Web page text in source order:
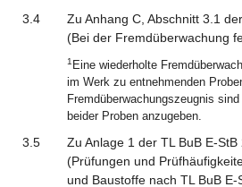
3.4
Zu Anhang C, Abschnitt 3.1
(Bei der Fremdüberwachung
1 Eine wiederholte
im Werk zu entnehmenden
Fremdüberwachungszeugnis
beider Proben anzugeben.
3.5
Zu Anlage 1 der TL BuB E-StB
(Prüfungen und
und Baustoffe nach TL BuB E-